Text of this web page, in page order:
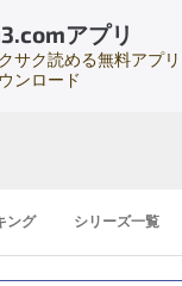
アプリ
サク読める無料アプ
ンロード
ング シリーズ一覧